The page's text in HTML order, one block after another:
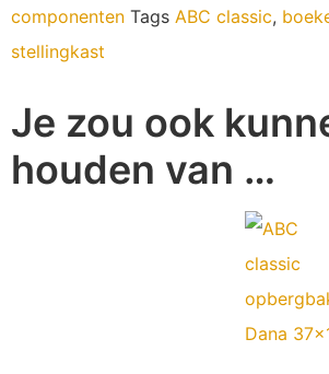
componenten Tags ABC classic,
stellingkast
Je zou ook
houden van …